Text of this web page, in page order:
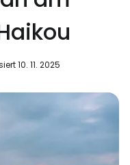
10. 11. 2025